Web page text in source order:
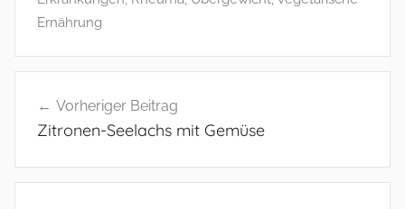
Ernährung
Vorheriger Beitrag
Zitronen-Seelachs mit Gemüse